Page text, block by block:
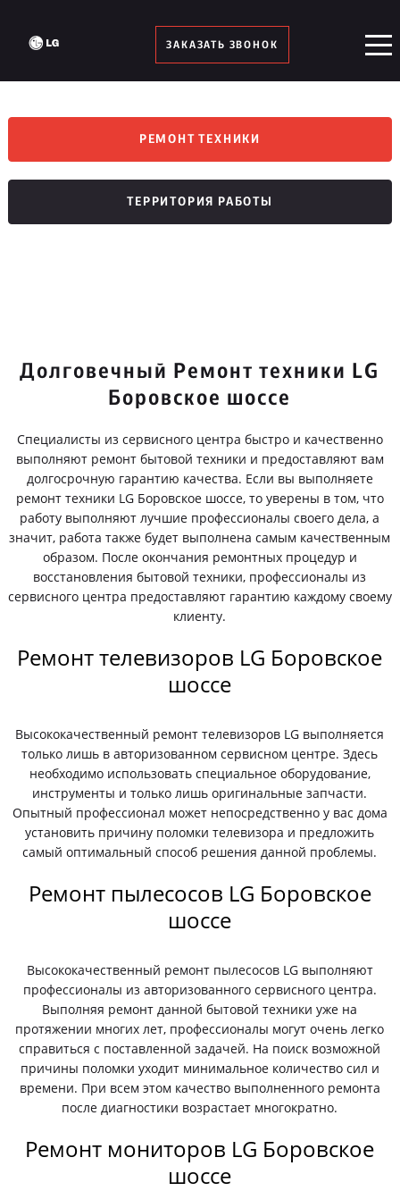
ЗАКАЗАТЬ ЗВОНОК
РЕМОНТ ТЕХНИКИ
ТЕРРИТОРИЯ РАБОТЫ
Долговечный Ремонт техники LG
Боровское шоссе
Специалисты из сервисного центра быстро и качественно
выполняют ремонт бытовой техники и предоставляют вам
долгосрочную гарантию качества. Если вы выполняете
ремонт техники LG Боровское шоссе, то уверены в том, что
работу выполняют лучшие профессионалы своего дела, а
значит, работа также будет выполнена самым качественным
образом. После окончания ремонтных процедур и
восстановления бытовой техники, профессионалы из
сервисного центра предоставляют гарантию каждому своему
клиенту.
Ремонт телевизоров LG Боровское
шоссе
Высококачественный ремонт телевизоров LG выполняется
только лишь в авторизованном сервисном центре. Здесь
необходимо использовать специальное оборудование,
инструменты и только лишь оригинальные запчасти.
Опытный профессионал может непосредственно у вас дома
установить причину поломки телевизора и предложить
самый оптимальный способ решения данной проблемы.
Ремонт пылесосов LG Боровское
шоссе
Высококачественный ремонт пылесосов LG выполняют
профессионалы из авторизованного сервисного центра.
Выполняя ремонт данной бытовой техники уже на
протяжении многих лет, профессионалы могут очень легко
справиться с поставленной задачей. На поиск возможной
причины поломки уходит минимальное количество сил и
времени. При всем этом качество выполненного ремонта
после диагностики возрастает многократно.
Ремонт мониторов LG Боровское
шоссе